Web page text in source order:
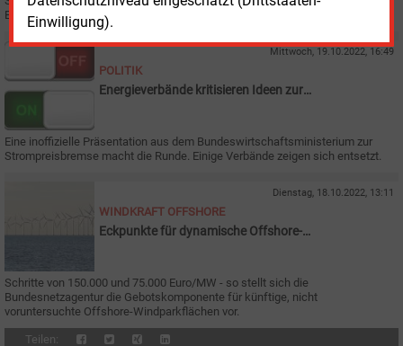
Einwilligung).
Elektrifizierung des Energieverbrauchs.
Mittwoch, 19.10.2022, 16:49
POLITIK
Energieverbände kritisieren Ideen zur
Eine inoffizielle Präsentation aus dem Bundeswirtschaftsministerium zur
Strompreisbremse macht die Runde. Einige Verbände zeigen sich entsetzt.
Dienstag, 18.10.2022, 13:11
WINDKRAFT OFFSHORE
Eckpunkte für dynamische Offshore-
Schritte von 150.000 und 75.000 Euro/MW - so stellt sich die
Bundesnetzagentur die Gebotskomponente für künftige, nicht
voruntersuchte Offshore-Windparkflächen vor.
Teilen: